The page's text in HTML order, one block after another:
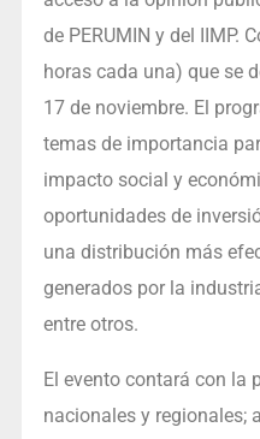
de PERUMIN y del IIMP.
horas cada una) que se
17 de noviembre. El
temas de importancia
impacto social y
oportunidades de
una distribución más
generados por la
entre otros.
El evento contará con la
nacionales y regionales;